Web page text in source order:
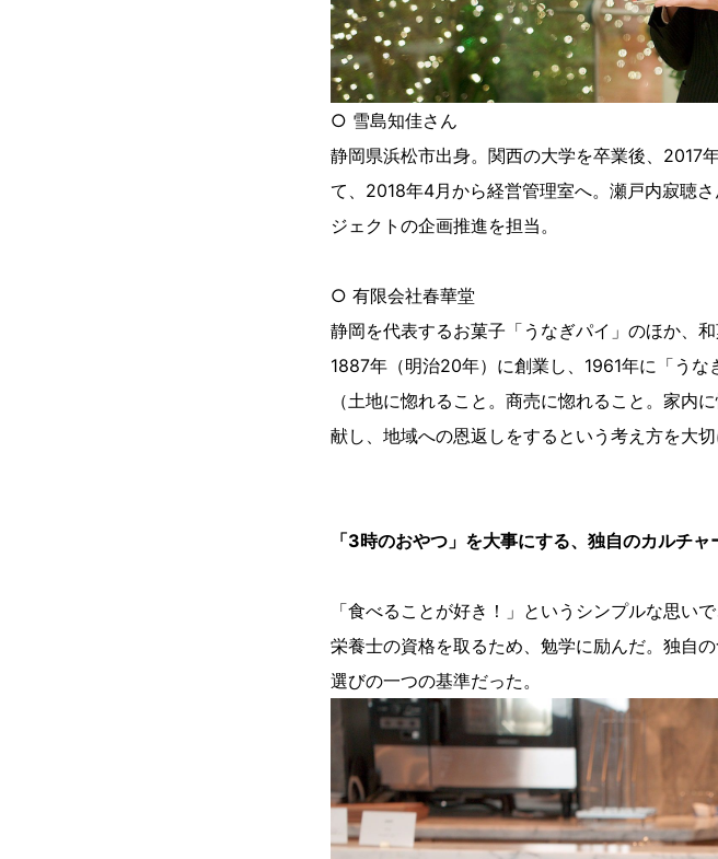
○ 雪島知佳さん
静岡県浜松市出身。関西の大学を卒業後、2017
て、2018年4月から経営管理室へ。瀬戸内寂聴
ジェクトの企画推進を担当。
○ 有限会社春華堂
静岡を代表するお菓子「うなぎパイ」のほか、
1887年（明治20年）に創業し、1961年に「うな
（土地に惚れること。商売に惚れること。家内
献し、地域への恩返しをするという考え方を大切
「3時のおやつ」を大事にする、独自のカルチ
「食べることが好き！」というシンプルな思い
栄養士の資格を取るため、勉学に励んだ。独自
選びの一つの基準だった。